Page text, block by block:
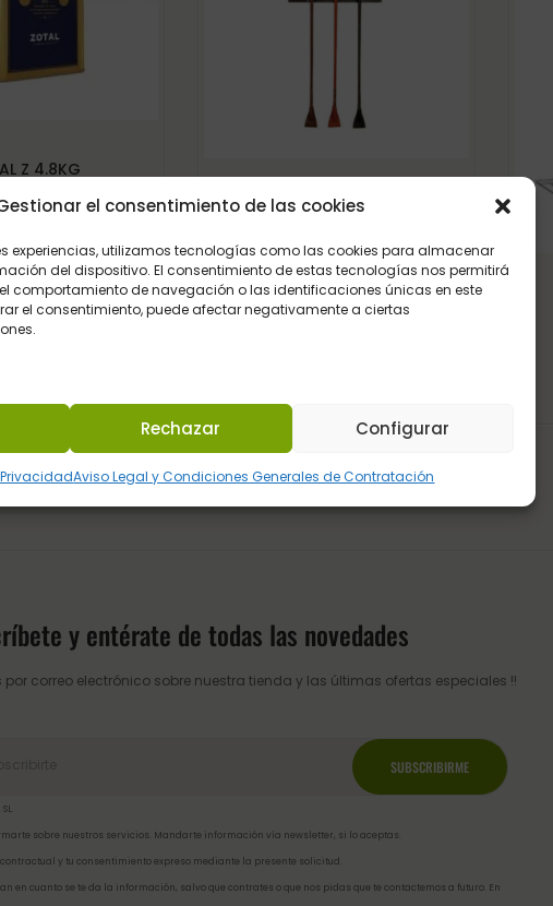
el consentimiento de las cookies
experiencias, utilizamos tecnologías como las cookies para almacenar
del dispositivo. El consentimiento de estas tecnologías nos permitirá
comportamiento de navegación o las identificaciones únicas en este
el consentimiento, puede afectar negativamente a ciertas
Rechazar Configurar
Aviso Legal y Condiciones Generales de Contratación
Z 4.8KG
€ Iva Incluido
PORTA FUSTAS PARED NEGRO
4,45€ Iva Incluido
y entérate de todas las novedades
correo electrónico sobre nuestra tienda y las últimas ofertas especiales !!
sobre nuestros servicios. Mandarte información vía newsletter, si lo aceptas.
y tu consentimiento expreso mediante la presente solicitud.
en cuanto se te da la información, salvo que contrates o que nos pidas que te contactemos a futuro. En